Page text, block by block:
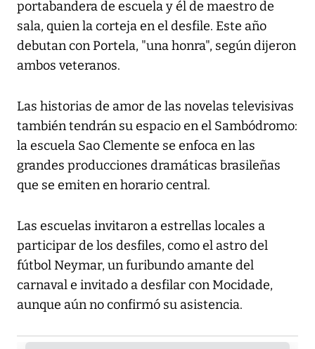
portabandera de escuela y él de maestro de
sala, quien la corteja en el desfile. Este año
debutan con Portela, "una honra", según dijeron
ambos veteranos.
Las historias de amor de las novelas televisivas
también tendrán su espacio en el Sambódromo:
la escuela Sao Clemente se enfoca en las
grandes producciones dramáticas brasileñas
que se emiten en horario central.
Las escuelas invitaron a estrellas locales a
participar de los desfiles, como el astro del
fútbol Neymar, un furibundo amante del
carnaval e invitado a desfilar con Mocidade,
aunque aún no confirmó su asistencia.